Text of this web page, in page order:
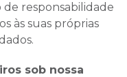
de responsabilidade
às suas próprias
sob nossa